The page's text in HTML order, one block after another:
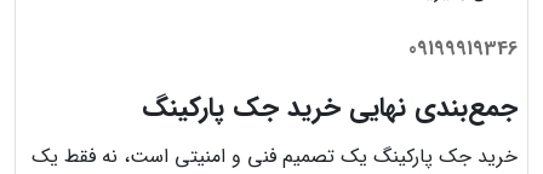
09199919346
جمع‌بندی نهایی خرید جک پارکینگ
خرید جک پارکینگ یک تصمیم فنی و امنیتی است، نه فقط یک